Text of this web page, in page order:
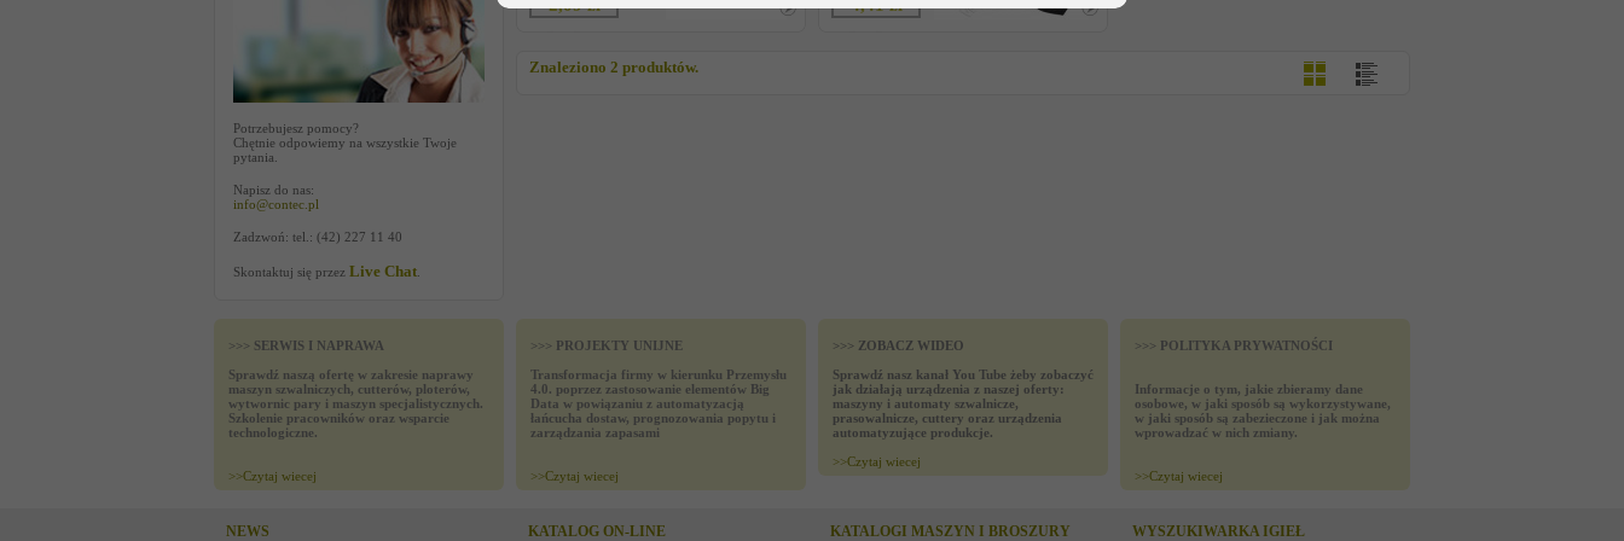
Potrzebujesz pomocy?
Chętnie odpowiemy na wszystkie Twoje
pytania.
Napisz do nas:
info@contec.pl
Zadzwoń: tel.: (42) 227 11 40
Skontaktuj się przez Live Chat
2,09 zł 4,41 zł
Znaleziono 2 produktów.
>>> SERWIS I NAPRAWA
Sprawdź naszą ofertę w zakresie naprawy
maszyn szwalniczych, cutterów, ploterów,
wytwornic pary i maszyn specjalistycznych.
Szkolenie pracowników oraz wsparcie
technologiczne.
>>Czytaj wiecej
>>> PROJEKTY UNIJNE
Transformacja firmy w kierunku Przemysłu
4.0. poprzez zastosowanie elementów Big
Data w powiązaniu z automatyzacją
łańcucha dostaw, prognozowania popytu i
zarządzania zapasami
>>Czytaj wiecej
>>> ZOBACZ WIDEO
Sprawdź nasz kanał You Tube żeby zobaczyć
jak działają urządzenia z naszej oferty:
maszyny i automaty szwalnicze,
prasowalnicze, cuttery oraz urządzenia
automatyzujące produkcje.
>>Czytaj wiecej
>>> POLITYKA PRYWATNOŚCI
Informacje o tym, jakie zbieramy dane
osobowe, w jaki sposób są wykorzystywane,
w jaki sposób są zabezieczone i jak można
wprowadzać w nich zmiany.
>>Czytaj wiecej
NEWS KATALOG ON-LINE KATALOGI MASZYN I BROSZURY WYSZUKIWARKA IGIEŁ